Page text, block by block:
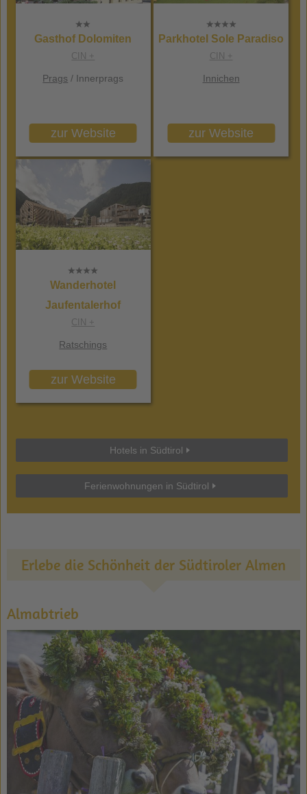
Gasthof Dolomiten
CIN +
Prags / Innerprags
zur Website
Parkhotel Sole Paradiso
CIN +
Innichen
zur Website
Wanderhotel
Jaufentalerhof
CIN +
Ratschings
zur Website
Hotels in Südtirol
Ferienwohnungen in Südtirol
Erlebe die Schönheit der Südtiroler Almen
Almabtrieb